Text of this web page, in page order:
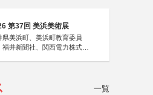
第37回 美浜美術展
県美浜町、美浜町教育委員
福井新聞社、関西電力株式会
一覧